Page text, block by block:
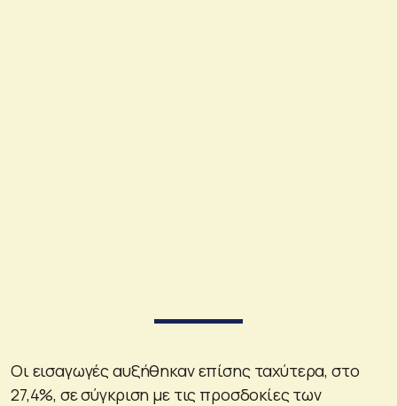
Οι εισαγωγές αυξήθηκαν επίσης ταχύτερα, στο
27,4%, σε σύγκριση με τις προσδοκίες των